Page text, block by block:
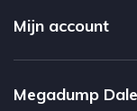
Mijn account
Megadump